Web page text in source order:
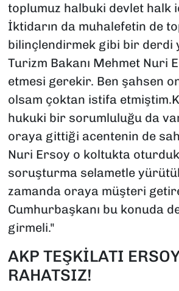
toplumuz halbuki devlet halk
İktidarın da muhalefetin de
bilinçlendirmek gibi bir derdi
Turizm Bakanı Mehmet Nuri
etmesi gerekir. Ben şahsen
olsam çoktan istifa
hukuki bir sorumluluğu da
oraya gittiği acentenin de
Nuri Ersoy o koltukta
soruşturma selametle
zamanda oraya müşteri
Cumhurbaşkanı bu konuda
girmeli."
AKP TEŞKİLATI
RAHATSIZ!